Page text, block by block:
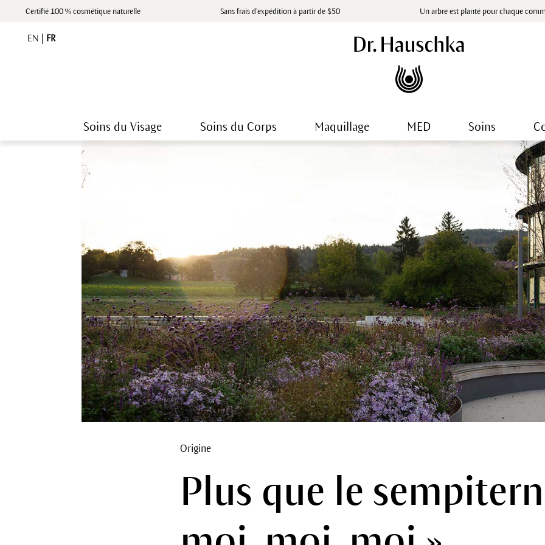
Certifié 100 % cosmétique naturelle Sans frais d’expédition à partir de $50 Un arbre est planté pour chaque
EN FR
Soins du Visage Soins du Corps Maquillage MED Soins
Origine
Plus que le